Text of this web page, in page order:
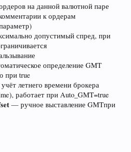
на данной валютной паре
к ордерам
допустимый спред, при
определение GMT
при true
летнего времени брокера
работает при Auto_GMT=true
— ручное выставление GMTпри